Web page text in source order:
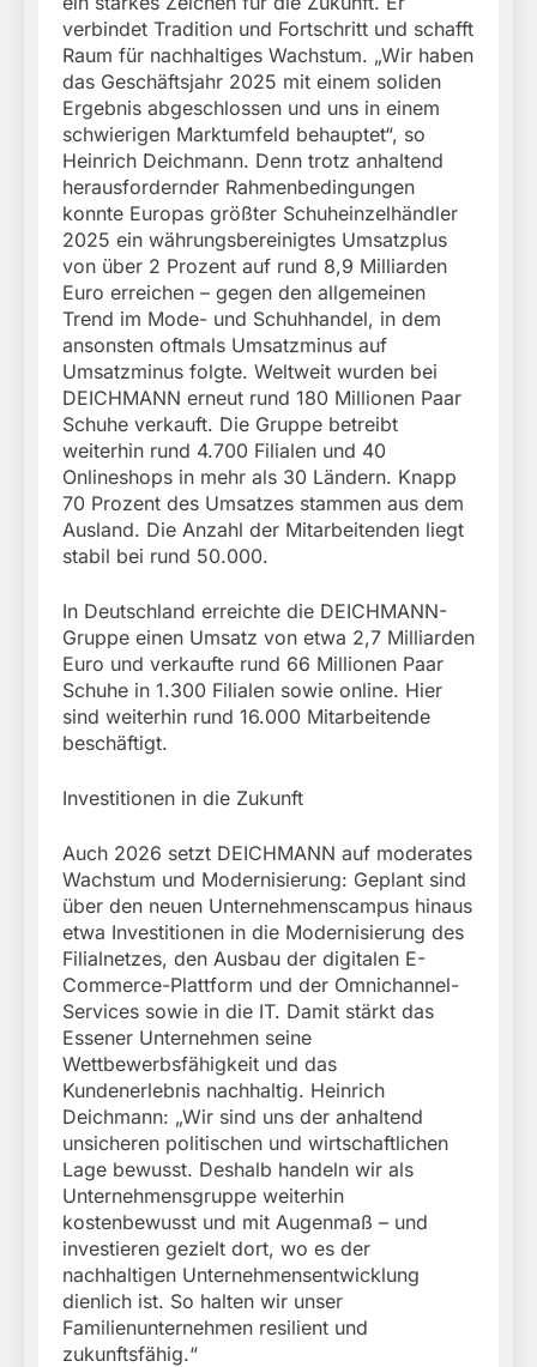
verbindet Tradition und Fortschritt und schafft
Raum für nachhaltiges Wachstum. „Wir haben
das Geschäftsjahr 2025 mit einem soliden
Ergebnis abgeschlossen und uns in einem
schwierigen Marktumfeld behauptet“, so
Heinrich Deichmann. Denn trotz anhaltend
herausfordernder Rahmenbedingungen
konnte Europas größter Schuheinzelhändler
2025 ein währungsbereinigtes Umsatzplus
von über 2 Prozent auf rund 8,9 Milliarden
Euro erreichen – gegen den allgemeinen
Trend im Mode- und Schuhhandel, in dem
ansonsten oftmals Umsatzminus auf
Umsatzminus folgte. Weltweit wurden bei
DEICHMANN erneut rund 180 Millionen Paar
Schuhe verkauft. Die Gruppe betreibt
weiterhin rund 4.700 Filialen und 40
Onlineshops in mehr als 30 Ländern. Knapp
70 Prozent des Umsatzes stammen aus dem
Ausland. Die Anzahl der Mitarbeitenden liegt
stabil bei rund 50.000.
In Deutschland erreichte die DEICHMANN-
Gruppe einen Umsatz von etwa 2,7 Milliarden
Euro und verkaufte rund 66 Millionen Paar
Schuhe in 1.300 Filialen sowie online. Hier
sind weiterhin rund 16.000 Mitarbeitende
beschäftigt.
Investitionen in die Zukunft
Auch 2026 setzt DEICHMANN auf moderates
Wachstum und Modernisierung: Geplant sind
über den neuen Unternehmenscampus hinaus
etwa Investitionen in die Modernisierung des
Filialnetzes, den Ausbau der digitalen E-
Commerce-Plattform und der Omnichannel-
Services sowie in die IT. Damit stärkt das
Essener Unternehmen seine
Wettbewerbsfähigkeit und das
Kundenerlebnis nachhaltig. Heinrich
Deichmann: „Wir sind uns der anhaltend
unsicheren politischen und wirtschaftlichen
Lage bewusst. Deshalb handeln wir als
Unternehmensgruppe weiterhin
kostenbewusst und mit Augenmaß – und
investieren gezielt dort, wo es der
nachhaltigen Unternehmensentwicklung
dienlich ist. So halten wir unser
Familienunternehmen resilient und
zukunftsfähig.“